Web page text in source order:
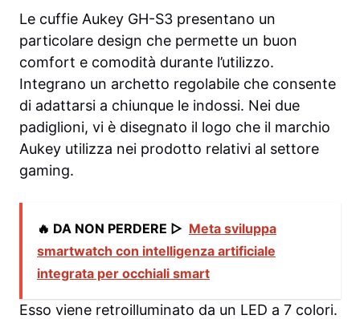
Le cuffie Aukey GH-S3 presentano un
particolare design che permette un buon
comfort e comodità durante l’utilizzo.
Integrano un archetto regolabile che consente
di adattarsi a chiunque le indossi. Nei due
padiglioni, vi è disegnato il logo che il marchio
Aukey utilizza nei prodotto relativi al settore
gaming.
🔥 DA NON PERDERE ▷ Meta sviluppa
smartwatch con intelligenza artificiale
integrata per occhiali smart
Esso viene retroilluminato da un LED a 7 colori.